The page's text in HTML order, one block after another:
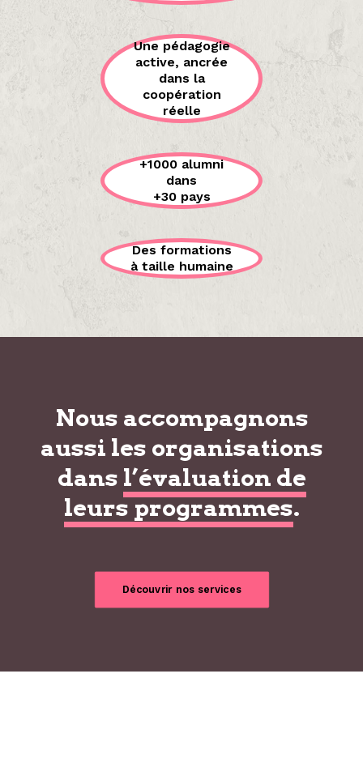
Une pédagogie
active, ancrée
dans la
coopération
réelle
+1000 alumni
dans
+30 pays
Des formations
à taille humaine
Nous accompagnons
aussi les organisations
dans l’évaluation de
leurs programmes.
Découvrir nos services